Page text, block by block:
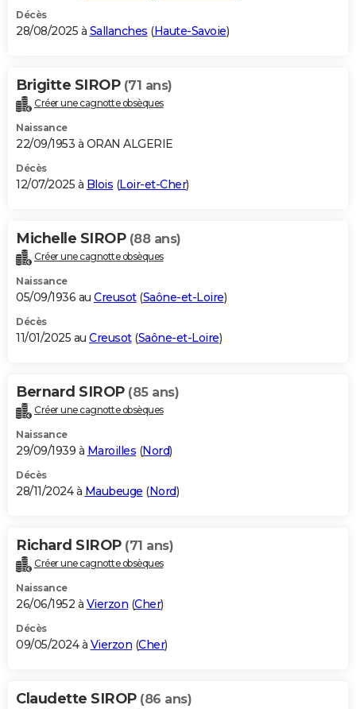
Décès
28/08/2025 à Sallanches (Haute-Savoie)
Brigitte SIROP (71 ans)
Créer une cagnotte obsèques
Naissance
22/09/1953 à ORAN ALGERIE
Décès
12/07/2025 à Blois (Loir-et-Cher)
Michelle SIROP (88 ans)
Créer une cagnotte obsèques
Naissance
05/09/1936 au Creusot(Saône-et-Loire)
Décès
11/01/2025 au Creusot(Saône-et-Loire)
Bernard SIROP (85 ans)
Créer une cagnotte obsèques
Naissance
29/09/1939 à Maroilles (Nord)
Décès
28/11/2024 à Maubeuge (Nord)
Richard SIROP (71 ans)
Créer une cagnotte obsèques
Naissance
26/06/1952 à Vierzon (Cher)
Décès
09/05/2024 à Vierzon (Cher)
Claudette SIROP (86 ans)